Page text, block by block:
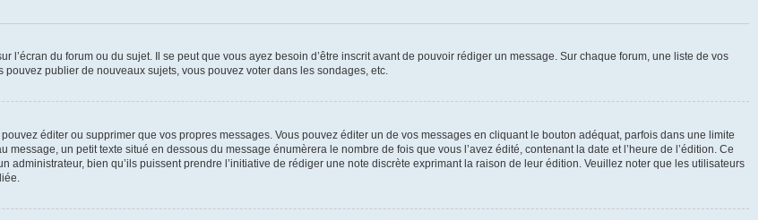
du forum ou du sujet. Il se peut que vous ayez besoin d’être inscrit avant de pouvoir rédiger un message. Sur chaque forum, une liste de vos
publier de nouveaux sujets, vous pouvez voter dans les sondages, etc.
éditer ou supprimer que vos propres messages. Vous pouvez éditer un de vos messages en cliquant le bouton adéquat, parfois dans une limite
un petit texte situé en dessous du message énumèrera le nombre de fois que vous l’avez édité, contenant la date et l’heure de l’édition. Ce
administrateur, bien qu’ils puissent prendre l’initiative de rédiger une note discrète exprimant la raison de leur édition. Veuillez noter que les utilisateurs